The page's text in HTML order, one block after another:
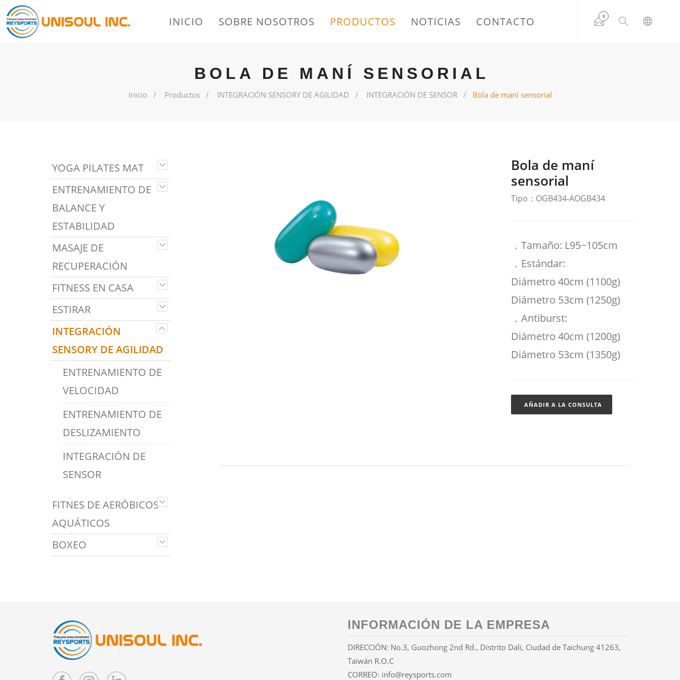
0
INICIO SOBRE NOSOTROS PRODUCTOS NOTICIAS CONTACTO
BOLA DE MANÍ SENSORIAL
Inicio Productos INTEGRACIÓN SENSORY DE AGILIDAD INTEGRACIÓN DE SENSOR Bola de maní sensorial
YOGA PILATES MAT
ENTRENAMIENTO DE
BALANCE Y
ESTABILIDAD
MASAJE DE
RECUPERACIÓN
FITNESS EN CASA
ESTIRAR
INTEGRACIÓN
SENSORY DE AGILIDAD
ENTRENAMIENTO DE
VELOCIDAD
ENTRENAMIENTO DE
DESLIZAMIENTO
INTEGRACIÓN DE
SENSOR
FITNES DE AERÓBICOS
AQUÁTICOS
BOXEO
Bola de maní
sensorial
Tipo：OGB434-AOGB434
．Tamaño: L95~105cm
．Estándar:
Diámetro 40cm (1100g)
Diámetro 53cm (1250g)
．Antiburst:
Diámetro 40cm (1200g)
Diámetro 53cm (1350g)
AÑADIR A LA CONSULTA
INFORMACIÓN DE LA EMPRESA
DIRECCIÓN: No.3, Guozhong 2nd Rd., Distrito Dali, Ciudad de Taichung 41263,
Taiwán R.O.C
CORREO: info@reysports.com